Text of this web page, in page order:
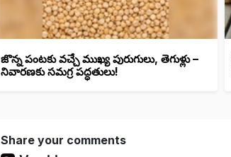
జొన్న పంటకు వచ్చే ముఖ్య పురుగులు, తెగుళ్లు –
నివారణకు సమగ్ర పద్ధతులు!
Share your comments